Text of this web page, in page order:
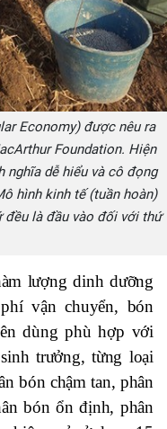
Economy) được nêu ra
Foundation. Hiện
nghĩa dễ hiểu và cô đọng
hình kinh tế (tuần hoàn)
đều là đầu vào đối với thứ
lượng dinh dưỡng
vận chuyển, bón
dùng phù hợp với
trưởng, từng loại
bón chậm tan, phân
bón ổn định, phân